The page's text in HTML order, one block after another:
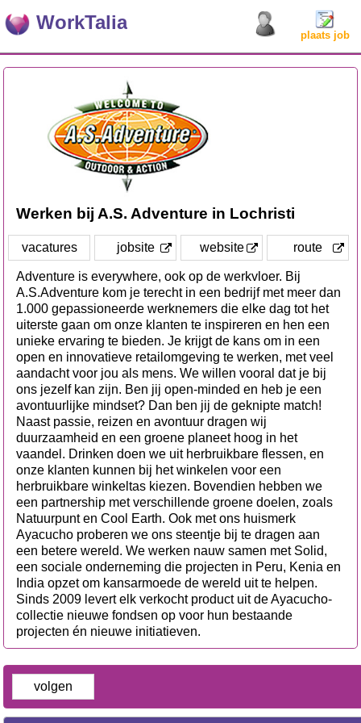
WorkTalia
plaats job
Werken bij A.S. Adventure in Lochristi
vacatures jobsite website route
Adventure is everywhere, ook op de werkvloer. Bij
A.S.Adventure kom je terecht in een bedrijf met meer dan
1.000 gepassioneerde werknemers die elke dag tot het
uiterste gaan om onze klanten te inspireren en hen een
unieke ervaring te bieden. Je krijgt de kans om in een
open en innovatieve retailomgeving te werken, met veel
aandacht voor jou als mens. We willen vooral dat je bij
ons jezelf kan zijn. Ben jij open-minded en heb je een
avontuurlijke mindset? Dan ben jij de geknipte match!
Naast passie, reizen en avontuur dragen wij
duurzaamheid en een groene planeet hoog in het
vaandel. Drinken doen we uit herbruikbare flessen, en
onze klanten kunnen bij het winkelen voor een
herbruikbare winkeltas kiezen. Bovendien hebben we
een partnership met verschillende groene doelen, zoals
Natuurpunt en Cool Earth. Ook met ons huismerk
Ayacucho proberen we ons steentje bij te dragen aan
een betere wereld. We werken nauw samen met Solid,
een sociale onderneming die projecten in Peru, Kenia en
India opzet om kansarmoede de wereld uit te helpen.
Sinds 2009 levert elk verkocht product uit de Ayacucho-
collectie nieuwe fondsen op voor hun bestaande
projecten én nieuwe initiatieven.
volgen